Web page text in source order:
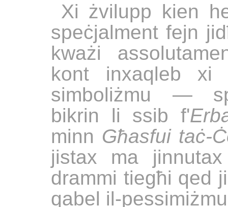
Xi żvilupp kien
speċjalment fejn
kważi
kont inxaqleb
simboliżmu —
bikrin li ssib f'
minn Għasfui taċ-
jistax ma
drammi tiegħi qed
qabel il-